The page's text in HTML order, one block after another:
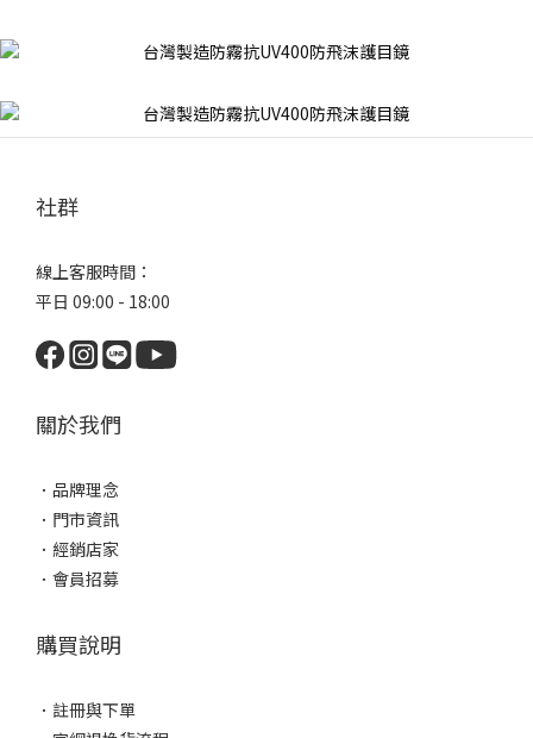
社群
線上客服時間：
平日 09:00 - 18:00
關於我們
． 品牌理念
． 門市資訊
． 經銷店家
． 會員招募
購買說明
． 註冊與下單